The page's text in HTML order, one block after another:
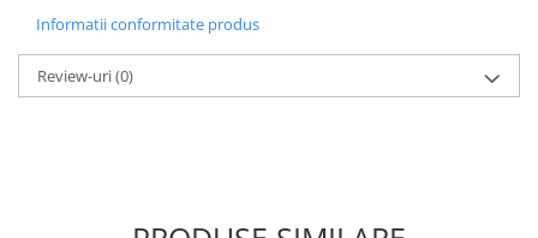
Informatii conformitate produs
Review-uri(0)